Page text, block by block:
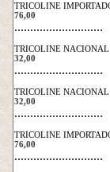
TRICOLINE
76,00
............................
TRICOLINE NACIONAL
32,00
............................
TRICOLINE NACIONAL
32,00
............................
TRICOLINE
76,00
............................